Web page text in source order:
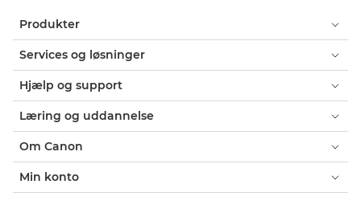
Produkter
Services og løsninger
Hjælp og support
Læring og uddannelse
Om Canon
Min konto